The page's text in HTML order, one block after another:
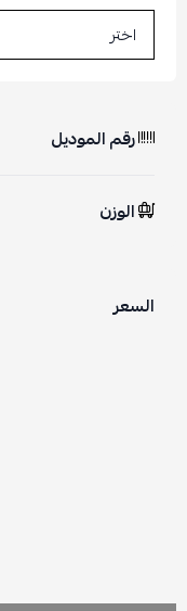
رقم الموديل
الوزن
السعر